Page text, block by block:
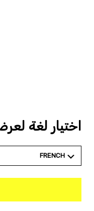
اختيار لغة
FRENCH